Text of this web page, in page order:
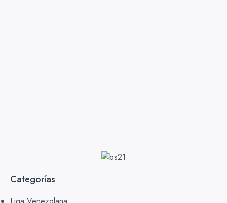
Categorías